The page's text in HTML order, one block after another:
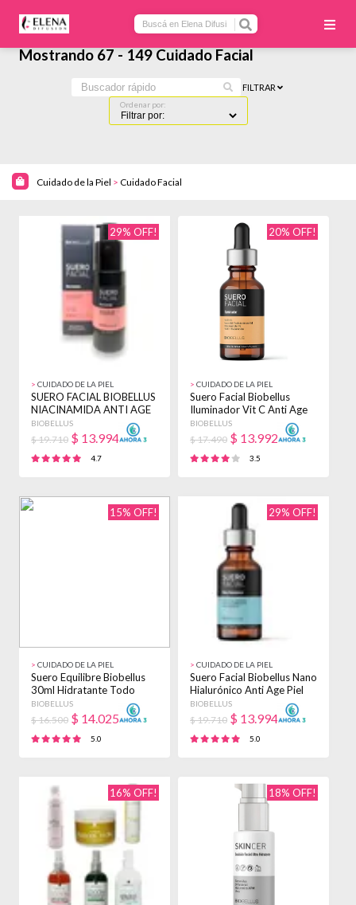
Mostrando 67 - 149 Cuidado Facial
Ordenar por:
FILTRAR
Cuidado de la Piel > Cuidado Facial
29% OFF!
> CUIDADO DE LA PIEL
SUERO FACIAL BIOBELLUS
NIACINAMIDA ANTI AGE
CUTIS PIEL 30CC TODO
TIPO DE PIEL
BIOBELLUS
$ 19.710 $ 13.994
4.7
20% OFF!
> CUIDADO DE LA PIEL
Suero Facial Biobellus
Iluminador Vit C Anti Age
Cutis 30cc Sensible
Día/noche
BIOBELLUS
$ 17.490 $ 13.992
3.5
15% OFF!
> CUIDADO DE LA PIEL
Suero Equilibre Biobellus
30ml Hidratante Todo
Tipo De Piel
BIOBELLUS
$ 16.500 $ 14.025
5.0
29% OFF!
> CUIDADO DE LA PIEL
Suero Facial Biobellus Nano
Hialurónico Anti Age Piel
30cc Mixta Día/noche
BIOBELLUS
$ 19.710 $ 13.994
5.0
16% OFF! 18% OFF!